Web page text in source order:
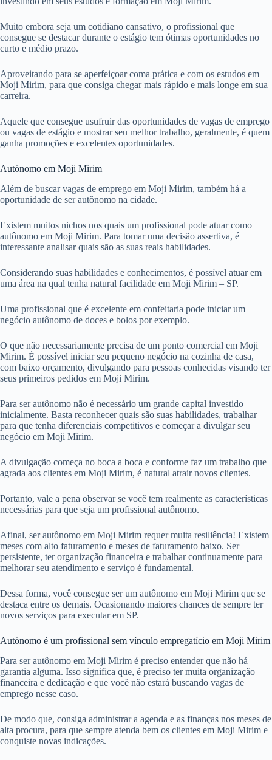
Muito embora seja um cotidiano cansativo, o profissional que
consegue se destacar durante o estágio tem ótimas oportunidades no
curto e médio prazo.
Aproveitando para se aperfeiçoar coma prática e com os estudos em
Moji Mirim, para que consiga chegar mais rápido e mais longe em sua
carreira.
Aquele que consegue usufruir das oportunidades de vagas de emprego
ou vagas de estágio e mostrar seu melhor trabalho, geralmente, é quem
ganha promoções e excelentes oportunidades.
Autônomo em Moji Mirim
Além de buscar vagas de emprego em Moji Mirim, também há a
oportunidade de ser autônomo na cidade.
Existem muitos nichos nos quais um profissional pode atuar como
autônomo em Moji Mirim. Para tomar uma decisão assertiva, é
interessante analisar quais são as suas reais habilidades.
Considerando suas habilidades e conhecimentos, é possível atuar em
uma área na qual tenha natural facilidade em Moji Mirim – SP.
Uma profissional que é excelente em confeitaria pode iniciar um
negócio autônomo de doces e bolos por exemplo.
O que não necessariamente precisa de um ponto comercial em Moji
Mirim. É possível iniciar seu pequeno negócio na cozinha de casa,
com baixo orçamento, divulgando para pessoas conhecidas visando ter
seus primeiros pedidos em Moji Mirim.
Para ser autônomo não é necessário um grande capital investido
inicialmente. Basta reconhecer quais são suas habilidades, trabalhar
para que tenha diferenciais competitivos e começar a divulgar seu
negócio em Moji Mirim.
A divulgação começa no boca a boca e conforme faz um trabalho que
agrada aos clientes em Moji Mirim, é natural atrair novos clientes.
Portanto, vale a pena observar se você tem realmente as características
necessárias para que seja um profissional autônomo.
Afinal, ser autônomo em Moji Mirim requer muita resiliência! Existem
meses com alto faturamento e meses de faturamento baixo. Ser
persistente, ter organização financeira e trabalhar continuamente para
melhorar seu atendimento e serviço é fundamental.
Dessa forma, você consegue ser um autônomo em Moji Mirim que se
destaca entre os demais. Ocasionando maiores chances de sempre ter
novos serviços para executar em SP.
Autônomo é um profissional sem vínculo empregatício em Moji Mirim
Para ser autônomo em Moji Mirim é preciso entender que não há
garantia alguma. Isso significa que, é preciso ter muita organização
financeira e dedicação e que você não estará buscando vagas de
emprego nesse caso.
De modo que, consiga administrar a agenda e as finanças nos meses de
alta procura, para que sempre atenda bem os clientes em Moji Mirim e
conquiste novas indicações.